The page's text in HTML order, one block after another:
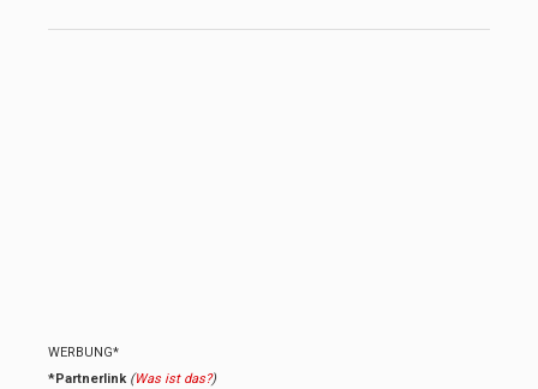
WERBUNG*
*Partnerlink (Was ist das?)